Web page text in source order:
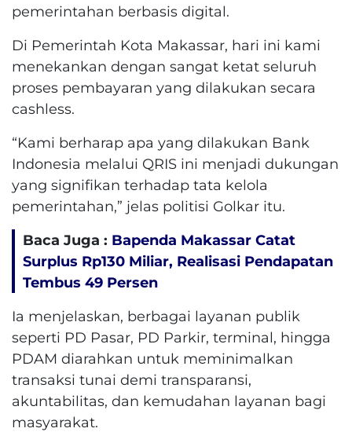
pemerintahan berbasis digital.
Di Pemerintah Kota Makassar, hari ini kami
menekankan dengan sangat ketat seluruh
proses pembayaran yang dilakukan secara
cashless.
“Kami berharap apa yang dilakukan Bank
Indonesia melalui QRIS ini menjadi dukungan
yang signifikan terhadap tata kelola
pemerintahan,” jelas politisi Golkar itu.
Baca Juga : Bapenda Makassar Catat
Surplus Rp130 ​​Miliar, Realisasi Pendapatan
Tembus 49 Persen
Ia menjelaskan, berbagai layanan publik
seperti PD Pasar, PD Parkir, terminal, hingga
PDAM diarahkan untuk meminimalkan
transaksi tunai demi transparansi,
akuntabilitas, dan kemudahan layanan bagi
masyarakat.